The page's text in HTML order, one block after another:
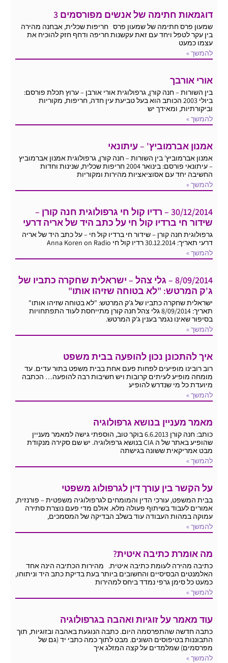
דוגמאות חתימה של אנשים מפורסמים 3
שמעון פרס חתימה של שמעון פרס חריפות שכלית, אבחנה מהירה
בין עקר לטפל ויחד עם זאת עקשנות חריפה ודחף חזק להוכיח את
עצמו כמעט
להמשך »
אורי אורבך
בין השורות – חנה קורן, גרפולוגית אורי אורבן – ערוץ תכלת פורסם:
ביולי 2003 הכותב הוא בעל טביעת עין חדה, חריפות, מקוריות
וביקורתיות, ומאידך יש
להמשך »
אמנון אברמוביץ' – עיתונאי
אמנון אברמוביץ' בין השורות – חנה קורן, גרפולוגית אמנון אברמוביץ
– עיתונאי פורסם: בינואר 2004 חריפות שכלית, שנינות וחדות
החשיבה יחד עם אסוציאציות מהירות ומקוריות
להמשך »
30/12/2014 – רדיו קול חי גרפולוגית חנה קורן –
שידור חי ברדיו קול חי על כתב היד של אריה דרעי
גרפולוגית חנה קורן – שידור חי ברדיו קול חי – על כתב היד של אריה
דרעי תאריך: 30.12.2014 רדיו קול חי Anna Koren on Radio
להמשך »
8/09/2014 – גלי צהל – ישראלית שחקרה כתביו של
ג'ק המרטש: "לא בטוחה שזיהו אותו"
ישראלית שחקרה כתביו של ג'ק המרטש: "לא בטוחה שזיהו אותו"
תאריך: 8/09/2014 גלי צהל חנה קורן מתייחסת לעוד התפתחויות
בסיפור שאינו נגמר בענין ג'ק המרטש.
להמשך »
איך להתכונן נכון להופעה בבית משפט
רוב רובינו מופיעים לפחות פעם אחת בבית משפט בתור עדים. עד
מומחה מופיע לעיתים קרובות ויש חשיבות רבה להופעה… הכתבה
מיועדת כל מי שנדרש להופיע
להמשך »
מאמר מעניין בנושא גרפולוגיה
כותב: חנה קורן 6.6.2013 בוקר טוב, הוספתי גישה למאמר מעניין
שהופיע באתר של ה CIA בנושא גרפולוגיה. יש שם סקירה מנקודת
מבט אמריקאית ששונה בגישתה
להמשך »
על הקשר בין עורך דין לגרפולוג משפטי
בבית המשפט, עורכי הדין והמומחים לגרפולוגיה משפטית – פורנזית,
אמורים לעבוד בשיתוף פעולה מלא. אולם מדי פעם נוצרת סתירה
עמוקה במהות העבודה עוד בשלב הבדיקה של המסמכים,
להמשך »
מה אומרת כתיבה איטית?
כתיבה מהירה לעומת כתיבה איטית. מהירות הכתיבה הינה אחד
האלמנטים הבסיסיים והחשובים ביותר בעת בדיקת כתב היד וניתוחו,
כמעט כל סימן גרפי נמדד ביחס למהירות
להמשך »
עוד מאמר על זוגיות ואהבה בגרפולוגיה
כתבה חדשה שהתפרסמה היום. כתבה הנוגעת באהבה ובזוגיות, תוך
התבוננות בטיפוסים השונים. מבט לתוך כמה כתבי יד (גם של
מפרסמים) שמלמדים על קצה המזלג איך
להמשך »